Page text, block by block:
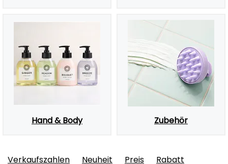
Hand & Body Zubehör
Verkaufszahlen Neuheit Preis
Rabatt